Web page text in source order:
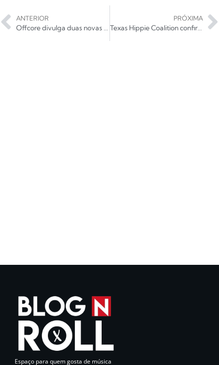
ANTERIOR
Offcore divulga duas novas músicas: ‘O Topo da Montanha’ e ‘Sufocado’
PRÓXIMA
Texas Hippie Coalition confirma turnê no Brasil em abril
Espaço para quem gosta de música